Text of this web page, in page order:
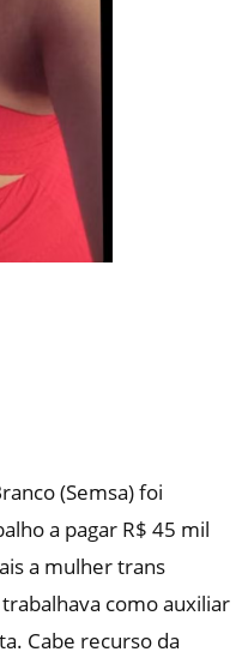
(Semsa) foi
a pagar R$ 45 mil
a mulher trans
como auxiliar
Cabe recurso da